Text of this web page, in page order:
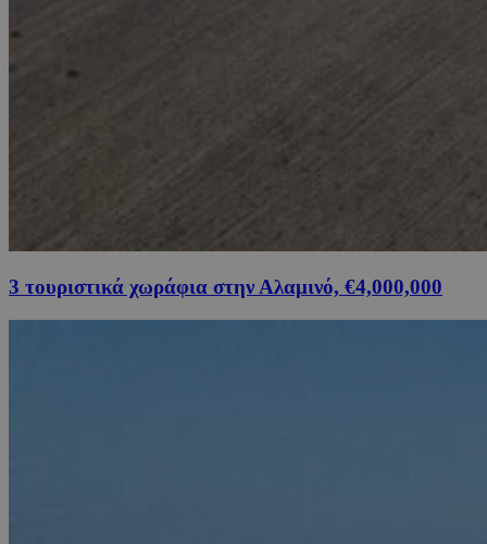
3 τουριστικά χωράφια στην Αλαμινό, €4,000,000